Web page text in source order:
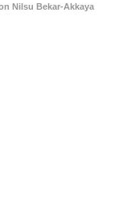
Nilsu Bekar-Akkaya